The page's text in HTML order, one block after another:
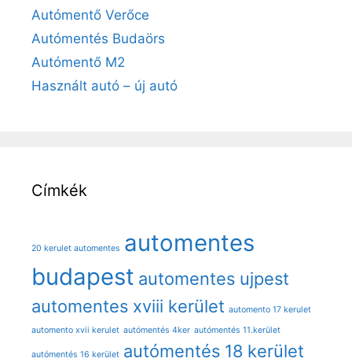
Autómentő Verőce
Autómentés Budaörs
Autómentő M2
Használt autó – új autó
Címkék
20 kerulet automentes automentes
budapest automentes ujpest
automentes xviii kerület automento 17 kerulet
automento xvii kerulet autómentés 4ker autómentés 11.kerület
autómentés 16 kerület autómentés 18 kerület